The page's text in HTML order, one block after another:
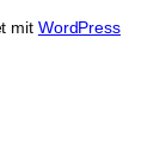
mit WordPress